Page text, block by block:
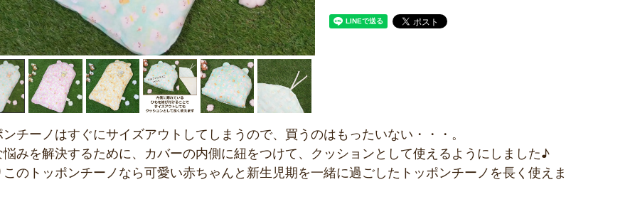
ンチーノはすぐにサイズアウトしてしまうので、買うのはもったいない・・・。
悩みを解決するために、カバーの内側に紐をつけて、クッションとして使えるようにしました♪
のトッポンチーノなら可愛い赤ちゃんと新生児期を一緒に過ごしたトッポンチーノを長く使えま